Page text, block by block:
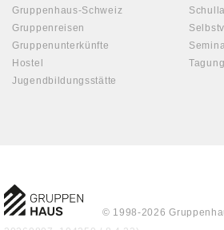
Gruppenhaus-Schweiz
Gruppenreisen
Gruppenunterkünfte
Hostel
Jugendbildungsstätte
© 1998-2026